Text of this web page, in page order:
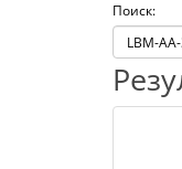
Поиск: